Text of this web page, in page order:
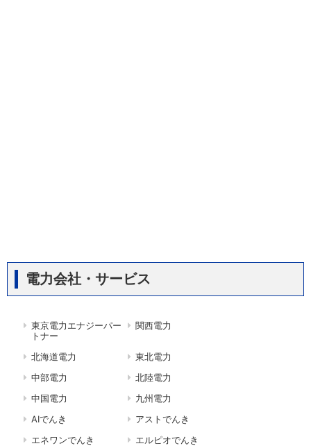
電力会社・サービス
東京電力エナジーパー
トナー
関西電力
北海道電力
東北電力
中部電力
北陸電力
中国電力
九州電力
AIでんき
アストでんき
エネワンでんき
エルピオでんき